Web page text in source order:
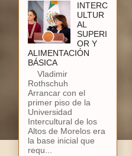
INTERC
ULTUR
AL
SUPERI
OR Y
ALIMENTACIÓN
BÁSICA
Vladimir
Rothschuh
Arrancar con el
primer piso de la
Universidad
Intercultural de los
Altos de Morelos era
la base inicial que
requ...